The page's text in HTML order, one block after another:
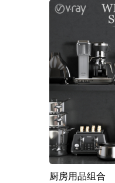
厨房用品组合